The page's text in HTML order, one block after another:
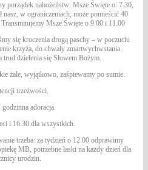
porządek nabożeństw: Msze Święte o: 7.30,
w ograniczeniach, może pomieścić 40
Msze Święte o 9.00 i 11.00
się kroczenia drogą paschy – w poczuciu
krzyża, do chwały zmartwychwstania.
dzielenia się Słowem Bożym.
żale, wyjątkowo, zaśpiewamy po sumie.
trzeźwości.
adoracja.
i 16.30 dla wszystkich.
trzeba: za tydzień o 12.00 odprawimy
MB, potrzebne łaski na każdy dzień dla
urodzin.